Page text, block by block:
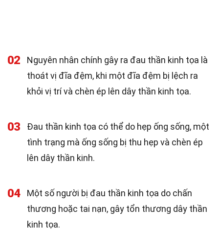
02
Nguyên nhân chính gây ra đau thần kinh tọa là
thoát vị đĩa đệm, khi một đĩa đệm bị lệch ra
khỏi vị trí và chèn ép lên dây thần kinh tọa.
03
Đau thần kinh tọa có thể do hẹp ống sống, một
tình trạng mà ống sống bị thu hẹp và chèn ép
lên dây thần kinh.
04
Một số người bị đau thần kinh tọa do chấn
thương hoặc tai nạn, gây tổn thương dây thần
kinh tọa.